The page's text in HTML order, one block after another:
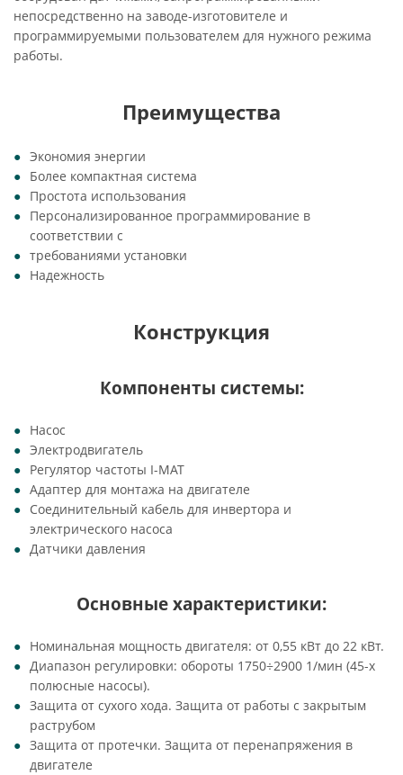
непосредственно на заводе-изготовителе и
программируемыми пользователем для нужного режима
работы.
Преимущества
Экономия энергии
Более компактная система
Простота использования
Персонализированное программирование в
соответствии с
требованиями установки
Надежность
Конструкция
Компоненты системы:
Насос
Электродвигатель
Регулятор частоты I-MAT
Адаптер для монтажа на двигателе
Соединительный кабель для инвертора и
электрического насоса
Датчики давления
Основные характеристики:
Номинальная мощность двигателя: от 0,55 кВт до 22 кВт.
Диапазон регулировки: обороты 1750÷2900 1/мин (45-х
полюсные насосы).
Защита от сухого хода. Защита от работы с закрытым
раструбом
Защита от протечки. Защита от перенапряжения в
двигателе